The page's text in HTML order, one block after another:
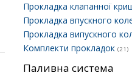
Прокладка клапанної
Прокладка впускного
Прокладка випускного
Комплекти прокладок (21)
Паливна система